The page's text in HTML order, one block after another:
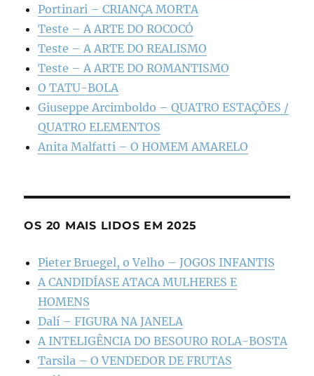
Portinari – CRIANÇA MORTA
Teste – A ARTE DO ROCOCÓ
Teste – A ARTE DO REALISMO
Teste – A ARTE DO ROMANTISMO
O TATU-BOLA
Giuseppe Arcimboldo – QUATRO ESTAÇÕES /
QUATRO ELEMENTOS
Anita Malfatti – O HOMEM AMARELO
OS 20 MAIS LIDOS EM 2025
Pieter Bruegel, o Velho – JOGOS INFANTIS
A CANDIDÍASE ATACA MULHERES E
HOMENS
Dalí – FIGURA NA JANELA
A INTELIGÊNCIA DO BESOURO ROLA-BOSTA
Tarsila – O VENDEDOR DE FRUTAS